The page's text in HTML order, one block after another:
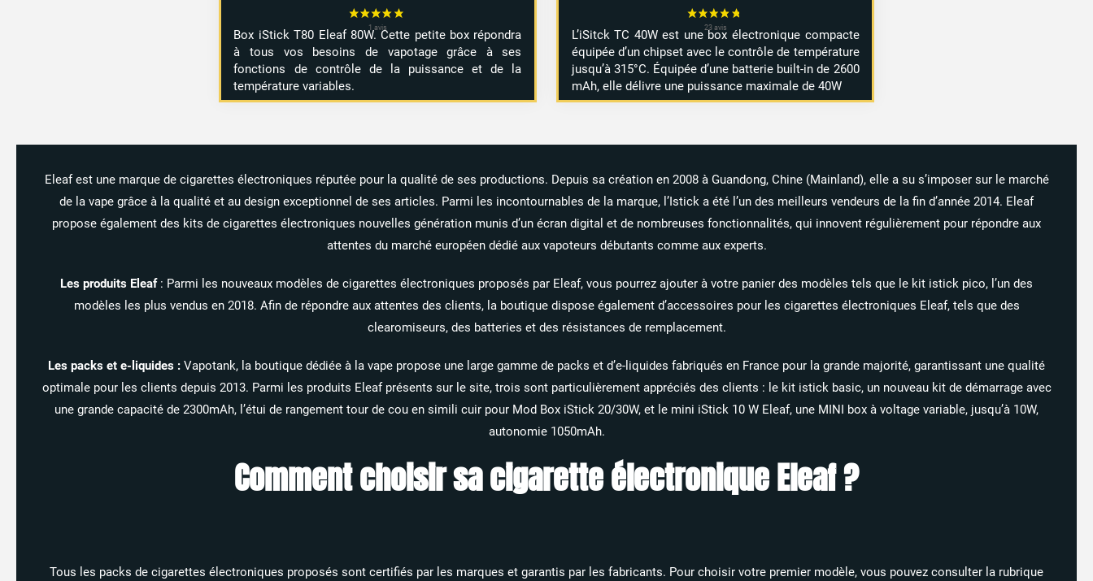
Box iStick T80 Eleaf 80W. Cette petite box répondra
à tous vos besoins de vapotage grâce à ses
fonctions de contrôle de la puissance et de la
température variables.
L’iSitck TC 40W est une box électronique compacte
équipée d’un chipset avec le contrôle de température
jusqu’à 315°C. Équipée d’une batterie built-in de 2600
mAh, elle délivre une puissance maximale de 40W
Eleaf est une marque de cigarettes électroniques réputée pour la qualité de ses productions. Depuis sa création en 2008 à Guandong, Chine (Mainland), elle a su s’imposer sur le marché
de la vape grâce à la qualité et au design exceptionnel de ses articles. Parmi les incontournables de la marque, l’Istick a été l’un des meilleurs vendeurs de la fin d’année 2014. Eleaf
propose également des kits de cigarettes électroniques nouvelles génération munis d’un écran digital et de nombreuses fonctionnalités, qui innovent régulièrement pour répondre aux
attentes du marché européen dédié aux vapoteurs débutants comme aux experts.
Les produits Eleaf: Parmi les nouveaux modèles de cigarettes électroniques proposés par Eleaf, vous pourrez ajouter à votre panier des modèles tels que le kit istick pico, l’un des
modèles les plus vendus en 2018. Afin de répondre aux attentes des clients, la boutique dispose également d’accessoires pour les cigarettes électroniques Eleaf, tels que des
clearomiseurs, des batteries et des résistances de remplacement.
Les packs et e-liquides : Vapotank, la boutique dédiée à la vape propose une large gamme de packs et d’e-liquides fabriqués en France pour la grande majorité, garantissant une qualité
optimale pour les clients depuis 2013. Parmi les produits Eleaf présents sur le site, trois sont particulièrement appréciés des clients : le kit istick basic, un nouveau kit de démarrage avec
une grande capacité de 2300mAh, l’étui de rangement tour de cou en simili cuir pour Mod Box iStick 20/30W, et le mini iStick 10 W Eleaf, une MINI box à voltage variable, jusqu’à 10W,
autonomie 1050mAh.
Comment choisir sa cigarette électronique Eleaf ?
Tous les packs de cigarettes électroniques proposés sont certifiés par les marques et garantis par les fabricants. Pour choisir votre premier modèle, vous pouvez consulter la rubrique